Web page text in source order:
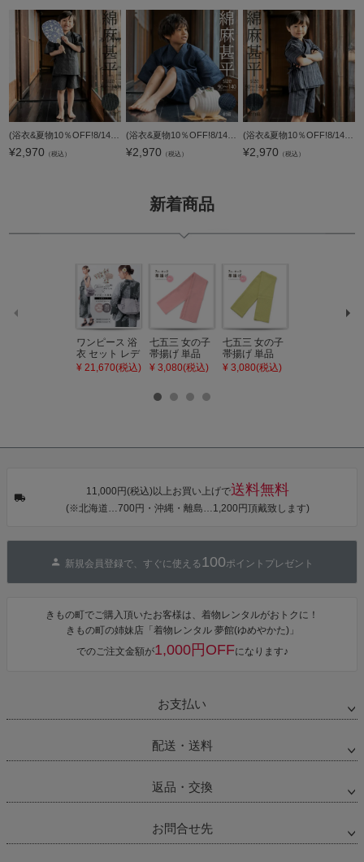
¥2,970 （税込） ¥2,970 （税込）
(浴衣&夏物10％OFF!8/14迄)男の子甚平「紺白縞」 子供甚平 90cm 100cm 110cm 120cm 130cm 140cm お子様甚平 男児甚平 子供用甚平 京都きもの町オリジナル KIMONOMACHI 【メール便不可】
¥2,970 （税込）
新着商品
ワンピース 浴
衣 セット レデ
ィース 吸水速
タン・夜の葉
カシュクール
ワンピース 簡
単着付け 大人
¥ 21,670(税込)
七五三 女の子
帯揚げ 単品
「灰桃色」日
びあげ 和装 着
【メール便不
¥ 3,080(税込)
七五三 女の子
帯揚げ 単品
「若葉色」日
【メール便不
¥ 3,080(税込)
【メール便不
ジト
11,000円(税込)以上お買い上げで送料無料
(※北海道…700円・沖縄・離島…1,200円頂戴致します)
新規会員登録で、すぐに使える 100ポイントプレゼント
きもの町でご購入頂いたお客様は、着物レンタルがおトクに！
きもの町の姉妹店「着物レンタル 夢館(ゆめやかた)」
でのご注文金額が1,000円OFFになります♪
お支払い
配送・送料
返品・交換
お問合せ先